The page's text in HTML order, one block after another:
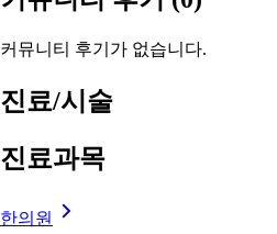
커뮤니티 후기가 없습니다.
진료/시술
진료과목
한의원